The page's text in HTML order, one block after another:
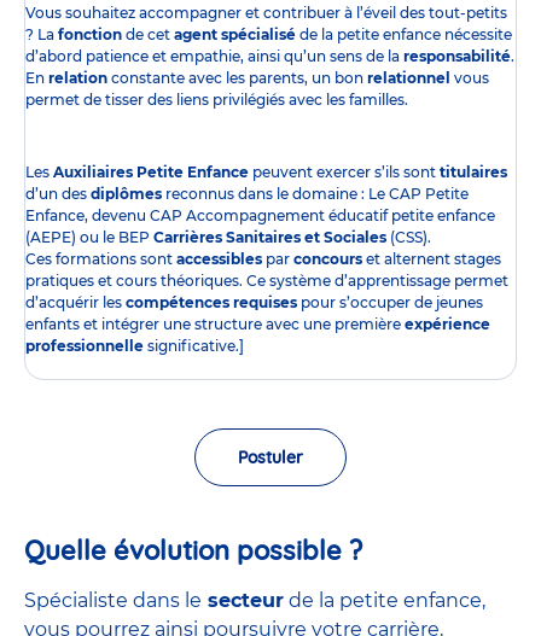
Vous souhaitez accompagner et contribuer à l’éveil des tout-petits
? La fonction de cet agent spécialisé de la petite enfance nécessite
d’abord patience et empathie, ainsi qu’un sens de la responsabilité.
En relation constante avec les parents, un bon relationnel vous
permet de tisser des liens privilégiés avec les familles.
Les Auxiliaires Petite Enfance peuvent exercer s’ils sont titulaires
d’un des diplômes reconnus dans le domaine : Le CAP Petite
Enfance, devenu CAP Accompagnement éducatif petite enfance
(AEPE) ou le BEP Carrières Sanitaires et Sociales (CSS).
Ces formations sont accessibles par concours et alternent stages
pratiques et cours théoriques. Ce système d’apprentissage permet
d’acquérir les compétences requises pour s’occuper de jeunes
enfants et intégrer une structure avec une première expérience
professionnelle significative.]
Postuler
Quelle évolution possible ?
Spécialiste dans le secteur de la petite enfance,
vous pourrez ainsi poursuivre votre carrière,